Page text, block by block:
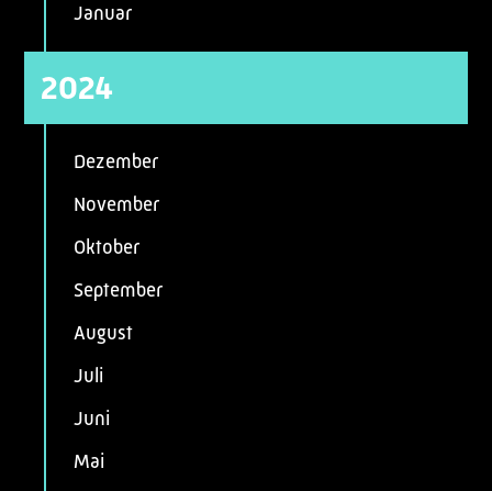
Januar
2024
Dezember
November
Oktober
September
August
Juli
Juni
Mai